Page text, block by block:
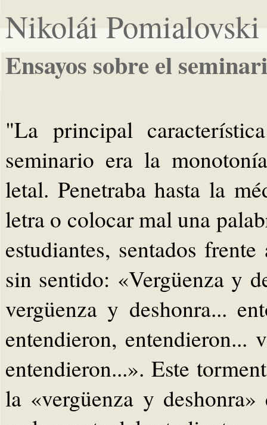
Nikolái Pomialovski
Ensayos sobre el
"La principal
seminario era la
letal. Penetraba hasta la
letra o colocar mal una
estudiantes, sentados
sin sentido: «Vergüenza y
vergüenza y deshonra...
entendieron, entendieron...
entendieron...». Este
la «vergüenza y deshonra»